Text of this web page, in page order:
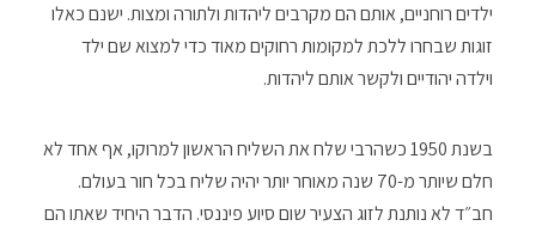
ילדים רוחניים, אותם הם מקרבים ליהדות ולתורה ומצות. ישנם כאלו
זוגות שבחרו ללכת למקומות רחוקים מאוד כדי למצוא שם ילד
וילדה יהודיים ולקשר אותם ליהדות.
בשנת 1950 כשהרבי שלח את השליח הראשון למרוקו, אף אחד לא
חלם שיותר מ-70 שנה מאוחר יותר יהיה שליח בכל חור בעולם.
חב״ד לא נותנת לזוג הצעיר שום סיוע פיננסי. הדבר היחיד שאתו הם